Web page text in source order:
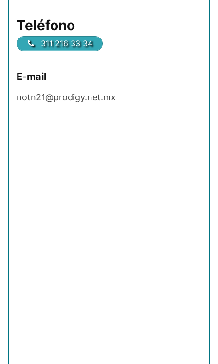
Teléfono
311 216 33 34
E-mail
notn21@prodigy.net.mx